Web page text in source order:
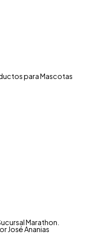
para Mascotas
Marathon.
José Ananias